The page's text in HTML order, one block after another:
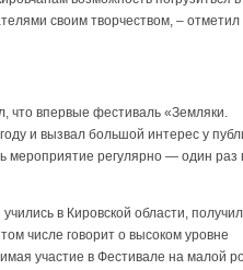
своим творчеством, – отметил
что впервые фестиваль «Земляки.
и вызвал большой интерес у
мероприятие регулярно — один раз
в Кировской области,
числе говорит о высоком уровне
участие в Фестивале на малой